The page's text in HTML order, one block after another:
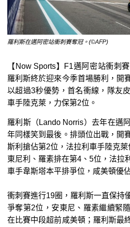
羅利斯在邁阿密站衝刺賽奪冠。(©AFP)
【Now Sports】F1邁阿密站衝刺
羅利斯終於迎來今季首場勝利，開
以超過3秒優勢，首名衝線，隊友
車手陸克萊，力保第2位。
羅利斯（Lando Norris）去年在邁
年同樣笑到最後。排頭位出戰，開
斯利搶佔第2位，法拉利車手陸克
東尼利、羅素排在第4、5位，法拉
車手韋斯塔本平排爭位，咸美頓優
衝刺賽進行19圈，羅利斯一直保持
爭奪第2位，安東尼、羅素繼續緊
在比賽中段超前咸美頓；羅利斯最